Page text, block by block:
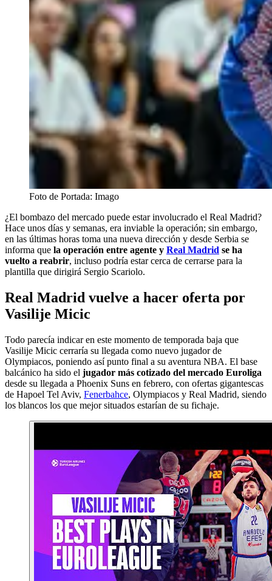
Foto de Portada: Imago
¿El bombazo del mercado puede estar involucrado el Real Madrid?
Hace unos días y semanas, era inviable la operación; sin embargo,
en las últimas horas toma una nueva dirección y desde Serbia se
informa que la operación entre agente y Real Madrid se ha
vuelto a reabrir, incluso podría estar cerca de cerrarse para la
plantilla que dirigirá Sergio Scariolo.
Real Madrid vuelve a hacer oferta por
Vasilije Micic
Todo parecía indicar en este momento de temporada baja que
Vasilije Micic cerraría su llegada como nuevo jugador de
Olympiacos, poniendo así punto final a su aventura NBA. El base
balcánico ha sido el jugador más cotizado del mercado Euroliga
desde su llegada a Phoenix Suns en febrero, con ofertas gigantescas
de Hapoel Tel Aviv, Fenerbahce, Olympiacos y Real Madrid, siendo
los blancos los que mejor situados estarían de su fichaje.